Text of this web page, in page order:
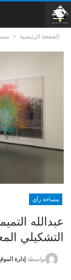
الصفحة الرئيسية
مساحة رأي
عبدالله
التشكيلي
بواسطة إدارة